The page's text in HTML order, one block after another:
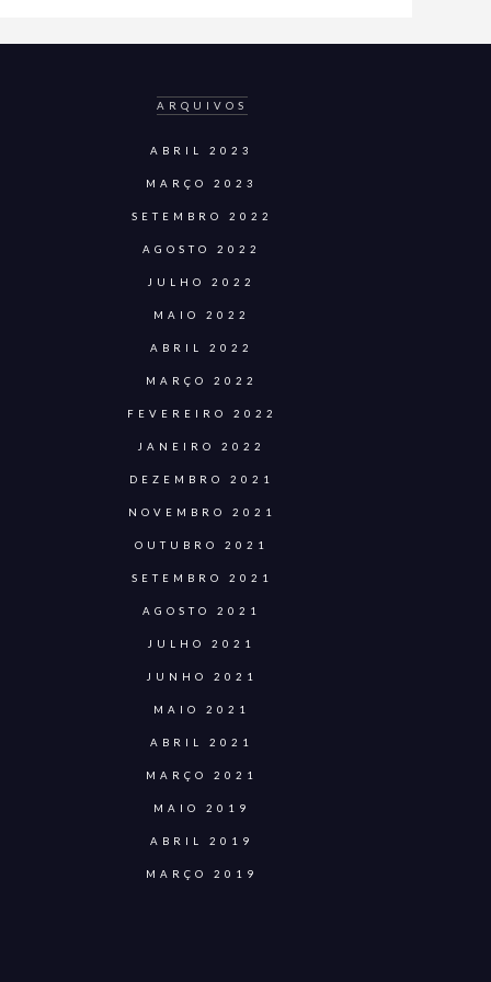
ARQUIVOS
ABRIL 2023
MARÇO 2023
SETEMBRO 2022
AGOSTO 2022
JULHO 2022
MAIO 2022
ABRIL 2022
MARÇO 2022
FEVEREIRO 2022
JANEIRO 2022
DEZEMBRO 2021
NOVEMBRO 2021
OUTUBRO 2021
SETEMBRO 2021
AGOSTO 2021
JULHO 2021
JUNHO 2021
MAIO 2021
ABRIL 2021
MARÇO 2021
MAIO 2019
ABRIL 2019
MARÇO 2019